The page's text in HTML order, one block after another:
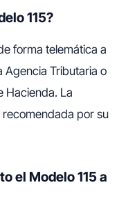
115?
forma telemática a
Agencia Tributaria o
Hacienda. La
recomendada por su
el Modelo 115 a